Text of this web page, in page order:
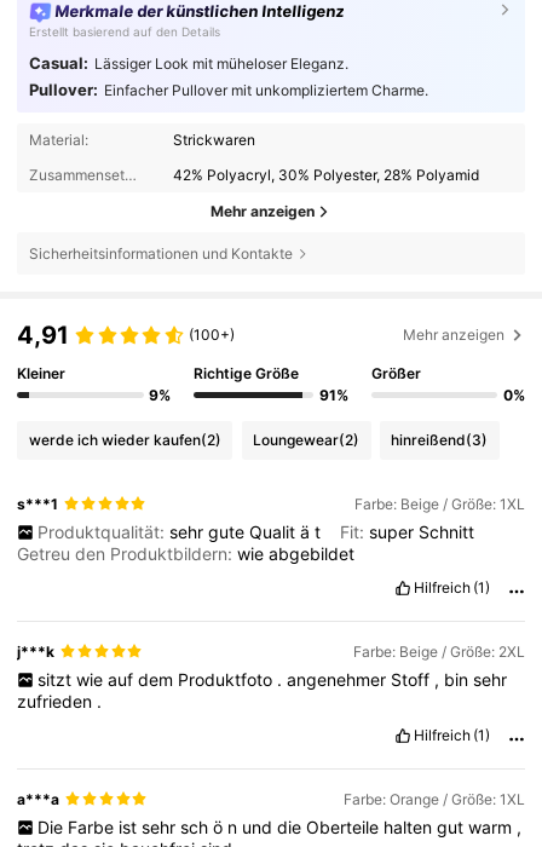
Merkmale der künstlichen Intelligenz
Erstellt basierend auf den Details
Casual: Lässiger Look mit müheloser Eleganz.
Pullover: Einfacher Pullover mit unkompliziertem Charme.
Material:
Strickwaren
Zusammensetzung:
42% Polyacryl, 30% Polyester, 28% Polyamid
Mehr anzeigen
Sicherheitsinformationen und Kontakte
4,91 (100+) Mehr anzeigen
Kleiner
9%
Richtige Größe
91%
Größer
0%
werde ich wieder kaufen(2) Loungewear(2) hinreißend(3)
s***1 Farbe: Beige / Größe: 1XL
Produktqualität: sehr gute Qualit ä t Fit: super Schnitt
Getreu den Produktbildern:wieabgebildet
Hilfreich (1)
j***k Farbe: Beige / Größe: 2XL
sitzt wie auf dem Produktfoto . angenehmer Stoff , bin sehr
zufrieden .
Hilfreich (1)
a***a Farbe: Orange / Größe: 1XL
Die Farbe ist sehr sch ö n und die Oberteile halten gut warm ,